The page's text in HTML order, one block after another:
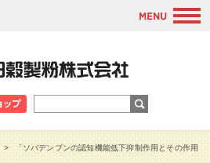
>
「ソバデンプンの認知機能低下抑制作用とその作用